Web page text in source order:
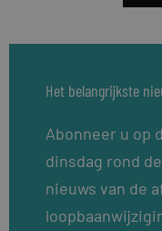
Het belangrijkste
Abonneer u op
dinsdag rond
nieuws van de